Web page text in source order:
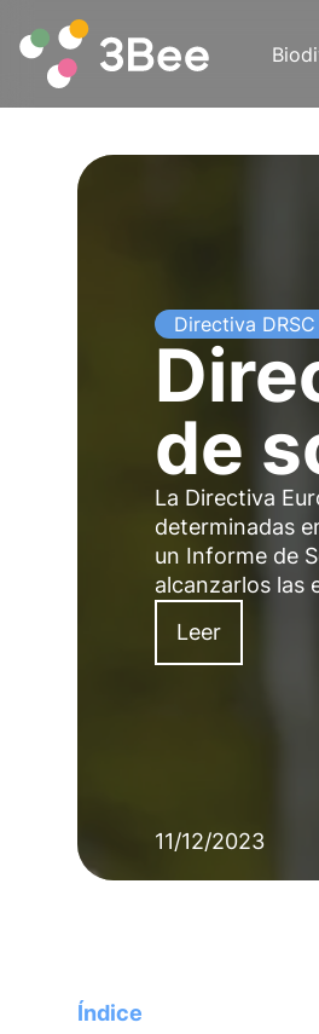
Directiva DRSC
de
La Directiva
determinadas
un Informe de
alcanzarlos las
Leer
11/12/2023
Índice